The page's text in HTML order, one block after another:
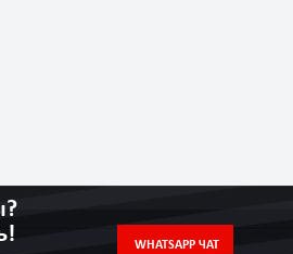
WHATSAPP ЧАТ